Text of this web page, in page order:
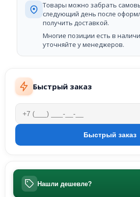
Быстрый заказ
Нашли дешевле?
Товары можно забрать
следующий день после
получить доставкой.
Многие позиции есть в
уточняйте у менеджеров.